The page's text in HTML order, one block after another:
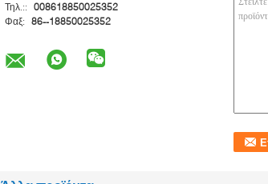
Τηλ.:: 008618850025352
Φαξ: 86--18850025352